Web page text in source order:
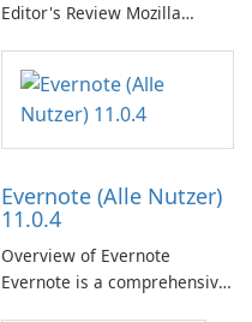
Editor's Review Mozilla
Support Release) is the long-
term support channel of the
Thunderbird desktop email
client designed for
need predictable …
Evernote (Alle Nutzer)
11.0.4
Overview of Evernote
Evernote is a comprehensive